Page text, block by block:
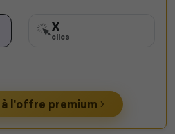
X
clics
l'offre premium